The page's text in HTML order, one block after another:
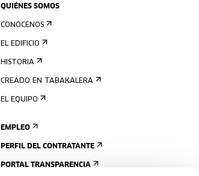
QUIÉNES SOMOS
CONÓCENOS
EL EDIFICIO
HISTORIA
CREADO EN TABAKALERA
EL EQUIPO
EMPLEO
PERFIL DEL CONTRATANTE
PORTAL TRANSPARENCIA